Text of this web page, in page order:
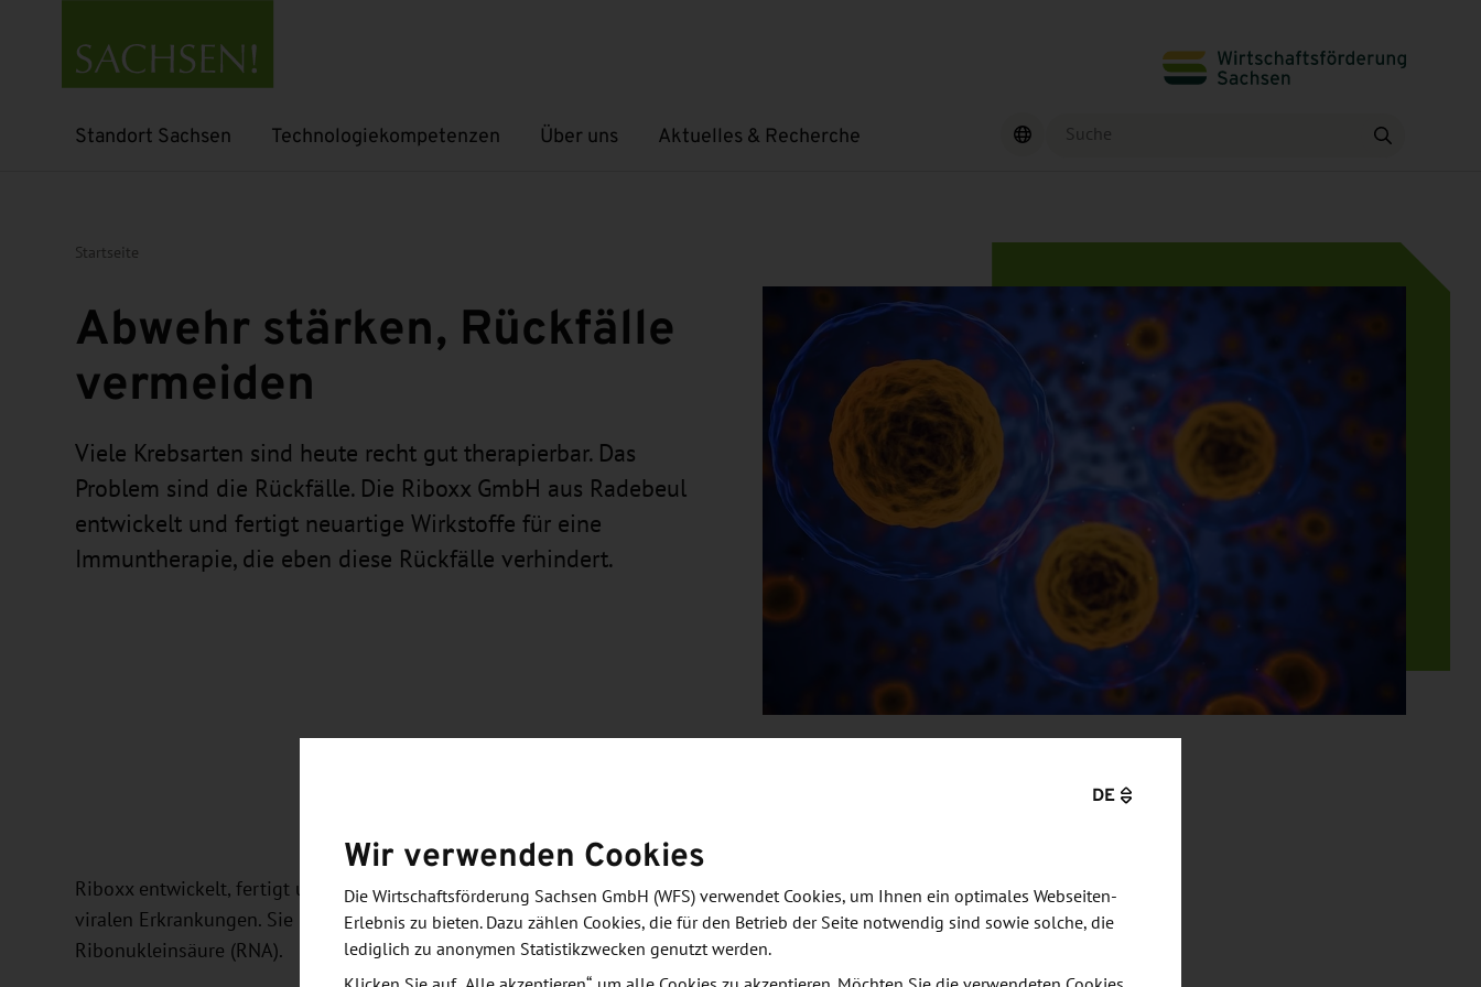
Standort Sachsen
Untermenü öffnen Technologiekompetenzen
Untermenü öffnen Über uns
Untermenü öffnenAktuelles & Recherche
Untermenü öffnen Finden
Startseite
Abwehr stärken, Rückfälle
vermeiden
Viele Krebsarten sind heute recht gut therapierbar. Das
Problem sind die Rückfälle. Die Riboxx GmbH aus Radebeul
entwickelt und fertigt neuartige Wirkstoffe für eine
Immuntherapie, die eben diese Rückfälle verhindert.
Riboxx entwickelt, fertigt und vermarktet einzigartige Wirkstoffe zur Immuntherapie von Krebs oder
viralen Erkrankungen. Sie basieren auf einer innovativen Plattformtechnologie zur Produktion von
Ribonukleinsäure (RNA).
DE
Wir verwenden Cookies
Die Wirtschaftsförderung Sachsen GmbH (WFS) verwendet Cookies, um Ihnen ein optimales Webseiten-
Erlebnis zu bieten. Dazu zählen Cookies, die für den Betrieb der Seite notwendig sind sowie solche, die
lediglich zu anonymen Statistikzwecken genutzt werden.